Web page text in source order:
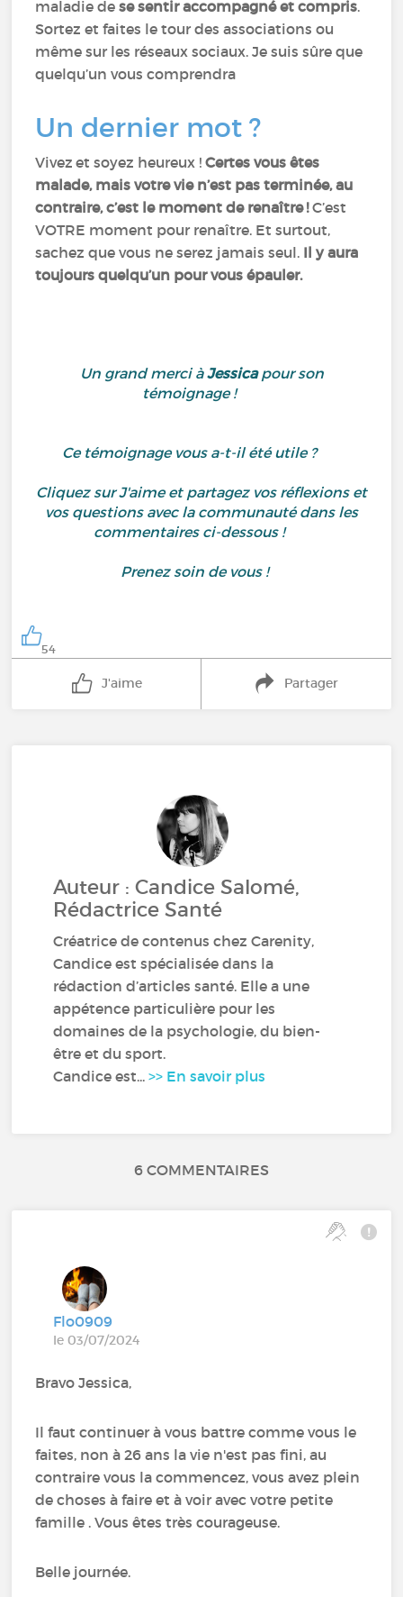
maladie de se sentir accompagné et compris.
Sortez et faites le tour des associations ou
même sur les réseaux sociaux. Je suis sûre que
quelqu’un vous comprendra
Un dernier mot ?
Vivez et soyez heureux ! Certes vous êtes
malade, mais votre vie n’est pas terminée, au
contraire, c’est le moment de renaître !C’est
VOTRE moment pour renaître. Et surtout,
sachez que vous ne serez jamais seul. Il y aura
toujours quelqu’un pour vous épauler.
Un grand merci àJessicapour son
témoignage !
Ce témoignage vous a-t-il été utile ?
Cliquez sur J'aime et partagez vos réflexions et
vos questions avec la communauté dans les
commentaires ci-dessous !
Prenez soin de vous !
54
J'aime Partager
Auteur : Candice Salomé,
Rédactrice Santé
Créatrice de contenus chez Carenity,
Candice est spécialisée dans la
rédaction d’articles santé. Elle a une
appétence particulière pour les
domaines de la psychologie, du bien-
être et du sport.
Candice est...>> En savoir plus
6 COMMENTAIRES
Flo0909
le 03/07/2024
Bravo Jessica,
Il faut continuer à vous battre comme vous le
faites, non à 26 ans la vie n'est pas fini, au
contraire vous la commencez, vous avez plein
de choses à faire et à voir avec votre petite
famille . Vous êtes très courageuse.
Belle journée.